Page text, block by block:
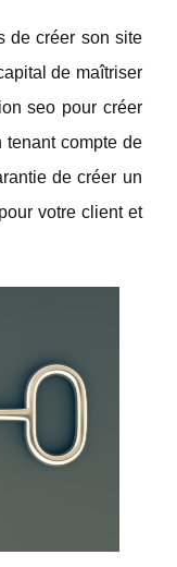
de créer son site
de maîtriser
seo pour créer
tenant compte de
de créer un
votre client et